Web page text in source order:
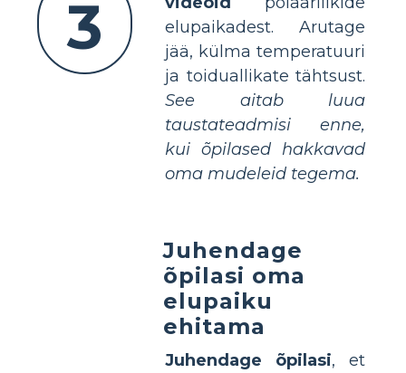
3
elupaikadest. Arutage
jää, külma temperatuuri
ja toiduallikate tähtsust.
See aitab luua
taustateadmisi enne,
kui õpilased hakkavad
oma mudeleid tegema.
Juhendage
õpilasi oma
elupaiku
ehitama
Juhendage õpilasi, et